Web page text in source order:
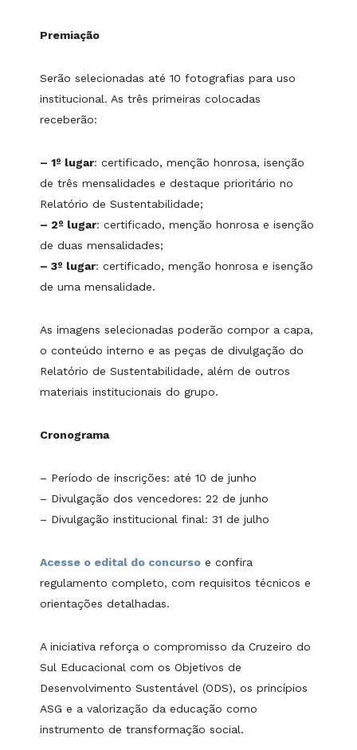
Premiação
Serão selecionadas até 10 fotografias para uso
institucional. As três primeiras colocadas
receberão:
– 1º lugar: certificado, menção honrosa, isenção
de três mensalidades e destaque prioritário no
Relatório de Sustentabilidade;
– 2º lugar: certificado, menção honrosa e isenção
de duas mensalidades;
– 3º lugar: certificado, menção honrosa e isenção
de uma mensalidade.
As imagens selecionadas poderão compor a capa,
o conteúdo interno e as peças de divulgação do
Relatório de Sustentabilidade, além de outros
materiais institucionais do grupo.
Cronograma
– Período de inscrições: até 10 de junho
– Divulgação dos vencedores: 22 de junho
– Divulgação institucional final: 31 de julho
Acesse o edital do concurso e confira
regulamento completo, com requisitos técnicos e
orientações detalhadas.
A iniciativa reforça o compromisso da Cruzeiro do
Sul Educacional com os Objetivos de
Desenvolvimento Sustentável (ODS), os princípios
ASG e a valorização da educação como
instrumento de transformação social.